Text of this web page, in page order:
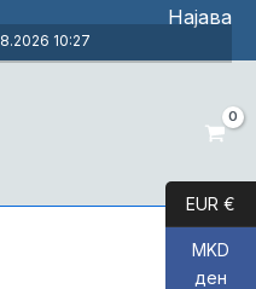
Најава
10:27
EUR €
MKD
ден